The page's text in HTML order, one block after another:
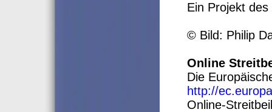
Ein Projekt des
© Bild: Philip
Online
Die
http://
Online-